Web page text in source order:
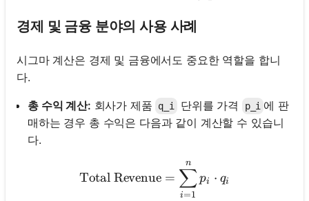
경제 및 금융 분야의 사용 사례
시그마 계산은 경제 및 금융에서도 중요한 역할을 합니
다.
총 수익 계산: 회사가 제품 q_i 단위를 가격 p_i 에 판
매하는 경우 총 수익은 다음과 같이 계산할 수 있습니
다.
\text{Total Revenue} =
Total Revenue =
i=1
∑
n
pi ⋅ qi